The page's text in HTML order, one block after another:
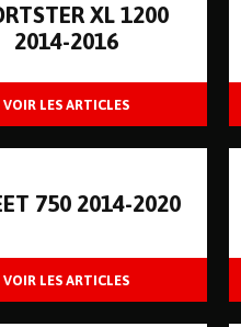
XL 1200
2014-2016
750 2014-2020